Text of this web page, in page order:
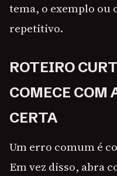
tema, o exemplo ou
repetitivo.
ROTEIRO
COMECE COM
CERTA
Um erro comum é
Em vez disso, abra